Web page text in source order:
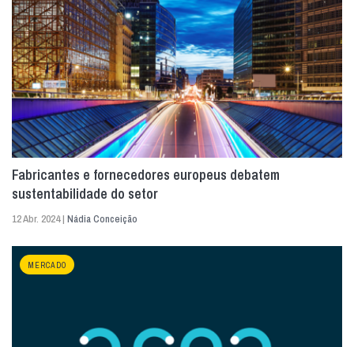
Fabricantes e fornecedores europeus debatem
sustentabilidade do setor
12 Abr. 2024 | Nádia Conceição
MERCADO